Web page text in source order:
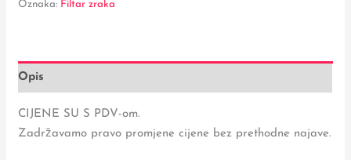
Oznaka: Filtar zraka
Opis
CIJENE SU S PDV-om.
Zadržavamo pravo promjene cijene bez prethodne najave.